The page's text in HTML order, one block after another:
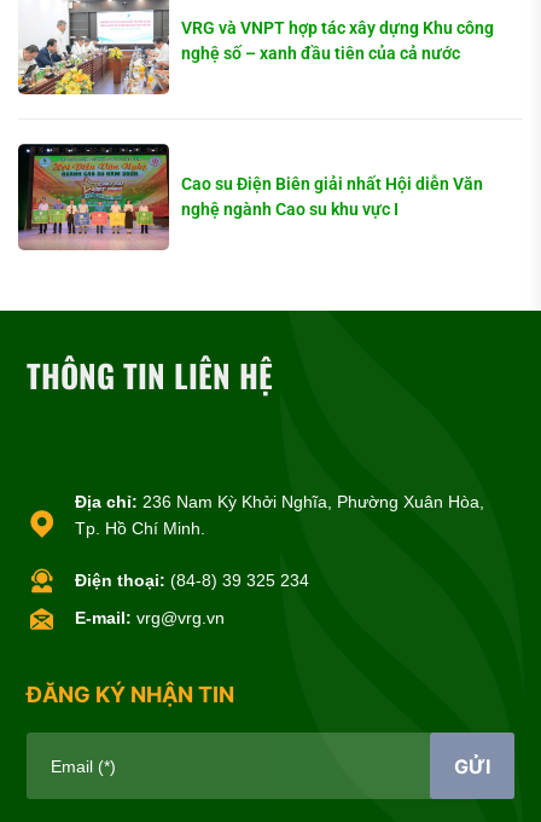
VRG và VNPT hợp tác xây dựng Khu công
nghệ số – xanh đầu tiên của cả nước
Cao su Điện Biên giải nhất Hội diễn Văn
nghệ ngành Cao su khu vực I
THÔNG TIN LIÊN HỆ
Địa chỉ: 236 Nam Kỳ Khởi Nghĩa, Phường Xuân Hòa,
Tp. Hồ Chí Minh.
Điện thoại: (84-8) 39 325 234
E-mail: vrg@vrg.vn
ĐĂNG KÝ NHẬN TIN
Email (*) GỬI